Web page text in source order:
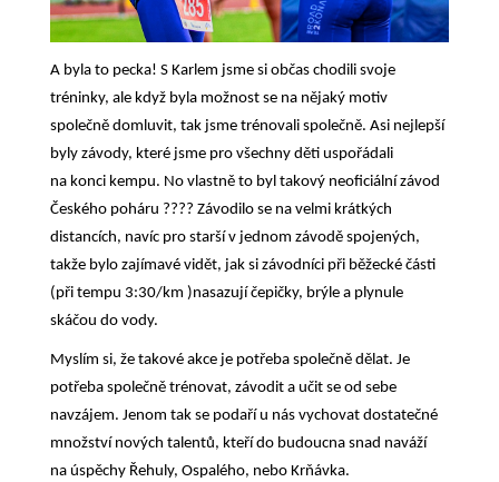
A byla to pecka! S Karlem jsme si občas chodili svoje
tréninky, ale když byla možnost se na nějaký motiv
společně domluvit, tak jsme trénovali společně. Asi nejlepší
byly závody, které jsme pro všechny děti uspořádali
na konci kempu. No vlastně to byl takový neoficiální závod
Českého poháru ???? Závodilo se na velmi krátkých
distancích, navíc pro starší v jednom závodě spojených,
takže bylo zajímavé vidět, jak si závodníci při běžecké části
(při tempu 3:30/km )nasazují čepičky, brýle a plynule
skáčou do vody.
Myslím si, že takové akce je potřeba společně dělat. Je
potřeba společně trénovat, závodit a učit se od sebe
navzájem. Jenom tak se podaří u nás vychovat dostatečné
množství nových talentů, kteří do budoucna snad naváží
na úspěchy Řehuly, Ospalého, nebo Krňávka.